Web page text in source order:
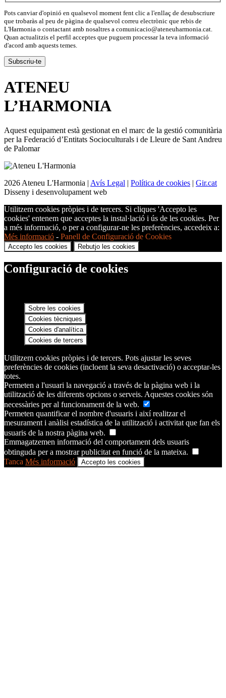
Pots canviar d'opinió en qualsevol moment fent clic a l'enllaç de desubscriure
que trobaràs al peu de pàgina de qualsevol correu electrònic que rebis de
L'Harmonia o contactant amb nosaltres a comunicacio@ateneuharmonia.cat.
Quan actualitzis el perfil acceptes que puguem processar la teva informació
d'acord amb aquests temes.
ATENEU
L’HARMONIA
Aquest equipament està gestionat en el marc de la gestió comunitària
per la Federació d’Entitats Socioculturals i de Lleure de Sant Andreu
de Palomar
2026 Ateneu L'Harmonia | Avís Legal | Política de cookies | Gir.cat
Disseny i desenvolupament web
Utilitzem cookies pròpies i de tercers. Si cliques 'Accepto les
cookies' entenem que acceptes la instal·lació i ús de les cookies. Per
a més informació, o per a configurar-ne les preferències, accedeix a:
Més informació - Panell de Configuració de Cookies
Accepto les cookies Rebutjo les cookies
Configuració de cookies
Sobre les cookies
Cookies tècniques
Cookies d'analítica
Cookies de tercers
Utilitzem cookies pròpies i de tercers. Pots ajustar les seves
preferències de cookies (incloent la seva desactivació) o acceptar-les
totes.
Permeten a l'usuari la navegació a través de la pàgina web i la
utilització de les diferents opcions o serveis. Aquestes cookies són
necessàries per al funcionament de la web.
Permeten quantificar el nombre d'usuaris i així realitzar el
mesurament i anàlisi estadística de la utilització i activitat que fan els
usuaris de la nostra pàgina web.
Emmagatzemen informació del comportament dels usuaris
obtinguda per a mostrar publicitat en funció de la mateixa.
Tanca Més informació Accepto les cookies